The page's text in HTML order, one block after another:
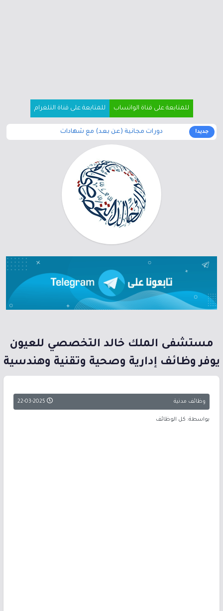
للمتابعة على قناة الواتساب للمتابعة على قناة التلغرام
جديد! دورات مجانية (عن بعد) مع شهادات
مستشفى الملك خالد التخصصي للعيون
يوفر وظائف إدارية وصحية وتقنية وهندسية
وظائف مدنية 22-03-2025
بواسطة: كل الوظائف